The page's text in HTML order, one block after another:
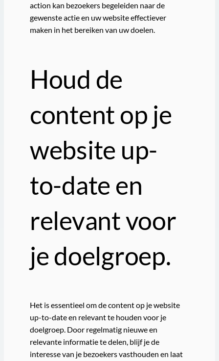
action kan bezoekers begeleiden naar de
gewenste actie en uw website effectiever
maken in het bereiken van uw doelen.
Houd de
content op je
website up-
to-date en
relevant voor
je doelgroep.
Het is essentieel om de content op je website
up-to-date en relevant te houden voor je
doelgroep. Door regelmatig nieuwe en
relevante informatie te delen, blijf je de
interesse van je bezoekers vasthouden en laat